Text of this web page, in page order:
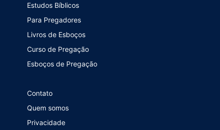
Estudos Bíblicos
Para Pregadores
Livros de Esboços
Curso de Pregação
Esboços de Pregação
Contato
Quem somos
Privacidade